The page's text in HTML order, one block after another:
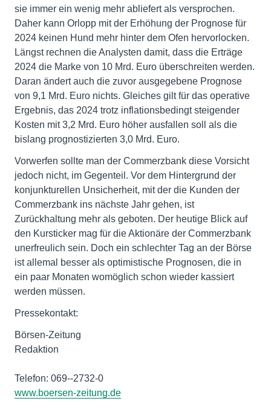
sie immer ein wenig mehr abliefert als versprochen.
Daher kann Orlopp mit der Er­höhung der Prognose­ für
2024 keinen Hund mehr hinter dem Ofen hervorlocken.
Längst rech­nen­ die Analysten damit, dass die Erträge
2024 die Marke von 10 Mrd. Euro überschreiten werden.
Daran ändert auch die zu­vor ausgegebene Prognose
von 9,1 Mrd. Euro nichts. Gleiches gilt für das operative
Ergebnis, das 2024 trotz inflationsbedingt steigender
Kosten mit 3,2 Mrd. Euro höher ausfallen soll als die
bislang prognostizierten 3,0 Mrd. Euro.
Vorwerfen sollte man der Commerzbank diese Vorsicht
jedoch nicht, im Gegenteil. Vor dem Hintergrund der
konjunkturellen Unsicherheit, mit der die Kunden der
Commerzbank ins nächste Jahr gehen, ist
Zurückhaltung mehr als geboten. Der heutige Blick auf
den Kursticker mag für die Aktionäre der Commerzbank
unerfreulich sein. Doch ein schlechter Tag an der Börse
ist allemal besser als optimistische­ Prognosen, die in
ein paar Monaten womöglich schon wieder kassiert
werden müssen.
Pressekontakt:
Börsen-Zeitung
Redaktion
Telefon: 069--2732-0
www.boersen-zeitung.de